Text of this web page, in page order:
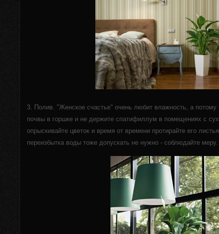
3. Полив. "Женское счастье" очень любит влажность, а потому
почвы в горшке и не держите спатифиллум в помещениях с
опрыскивайте цветок и время от времени протирайте его
переизбытка воды тоже допускать не нужно - соблюдайте меру.